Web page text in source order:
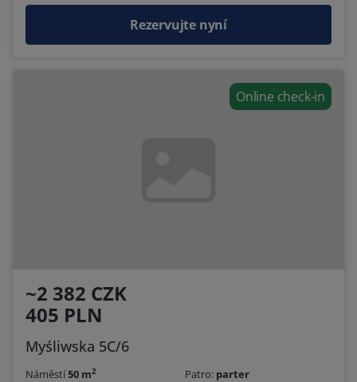
Rezervujte nyní
Online check-in
~2 382 CZK
405 PLN
Myśliwska 5C/6
Náměstí50 m2 Patro: parter